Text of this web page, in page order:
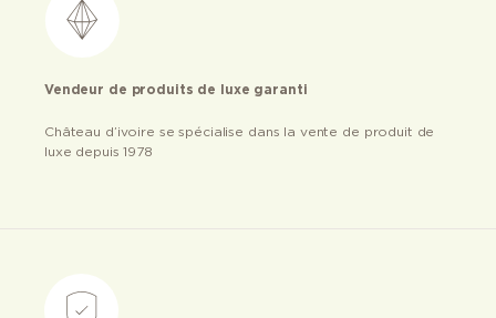
Vendeur de produits de luxe garanti
Château d’ivoire se spécialise dans la vente de produit de
luxe depuis 1978